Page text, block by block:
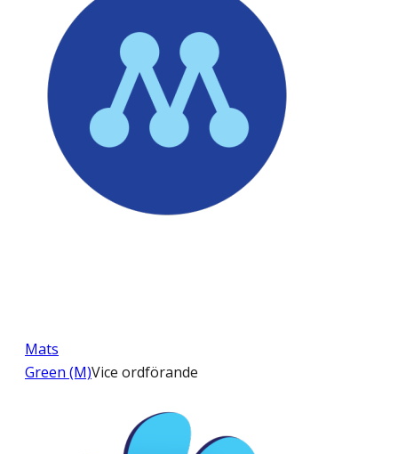
Mats
Green (M)Vice ordförande